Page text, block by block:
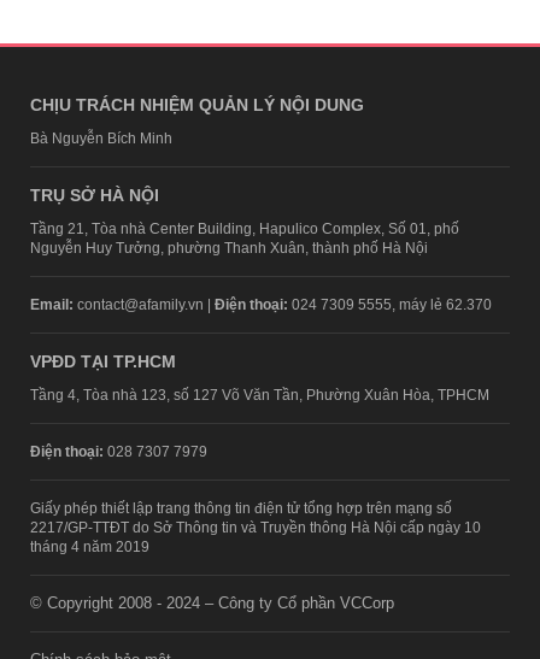
CHỊU TRÁCH NHIỆM QUẢN LÝ NỘI DUNG
Bà Nguyễn Bích Minh
TRỤ SỞ HÀ NỘI
Tầng 21, Tòa nhà Center Building, Hapulico Complex, Số 01, phố
Nguyễn Huy Tưởng, phường Thanh Xuân, thành phố Hà Nội
Email: contact@afamily.vn | Điện thoại: 024 7309 5555, máy lẻ 62.370
VPĐD TẠI TP.HCM
Tầng 4, Tòa nhà 123, số 127 Võ Văn Tần, Phường Xuân Hòa, TPHCM
Điện thoại: 028 7307 7979
Giấy phép thiết lập trang thông tin điện tử tổng hợp trên mạng số
2217/GP-TTĐT do Sở Thông tin và Truyền thông Hà Nội cấp ngày 10
tháng 4 năm 2019
© Copyright 2008 - 2024 – Công ty Cổ phần VCCorp